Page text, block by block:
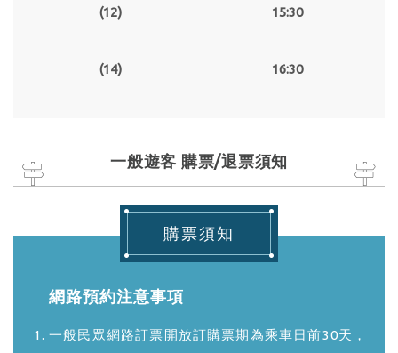
(12) 15:30
(14) 16:30
一般遊客 購票/退票須知
購票須知
網路預約注意事項
一般民眾網路訂票開放訂購票期為乘車日前30天，